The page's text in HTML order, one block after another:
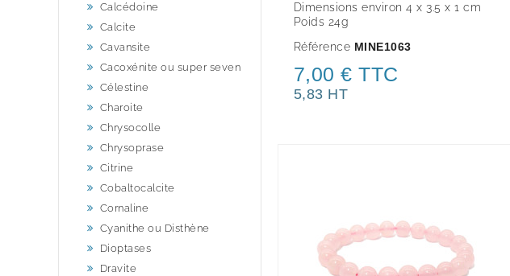
Calcédoine
Calcite
Cavansite
Cacoxénite ou super seven
Célestine
Charoite
Chrysocolle
Chrysoprase
Citrine
Cobaltocalcite
Cornaline
Cyanithe ou Disthène
Dioptases
Dravite
Dimensions environ 4 x 3.5 x 1 cm
Poids 24g
Référence MINE1063
7,00 € TTC
5,83 HT